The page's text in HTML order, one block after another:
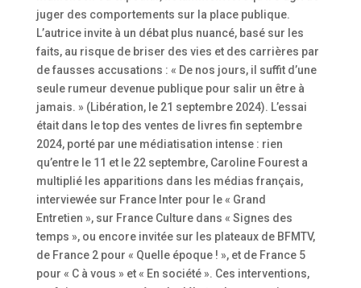
juger des comportements sur la place publique.
L’autrice invite à un débat plus nuancé, basé sur les
faits, au risque de briser des vies et des carrières par
de fausses accusations : « De nos jours, il suffit d’une
seule rumeur devenue publique pour salir un être à
jamais. » (Libération, le 21 septembre 2024). L’essai
était dans le top des ventes de livres fin septembre
2024, porté par une médiatisation intense : rien
qu’entre le 11 et le 22 septembre, Caroline Fourest a
multiplié les apparitions dans les médias français,
interviewée sur France Inter pour le « Grand
Entretien », sur France Culture dans « Signes des
temps », ou encore invitée sur les plateaux de BFMTV,
de France 2 pour « Quelle époque ! », et de France 5
pour « C à vous » et « En société ». Ces interventions,